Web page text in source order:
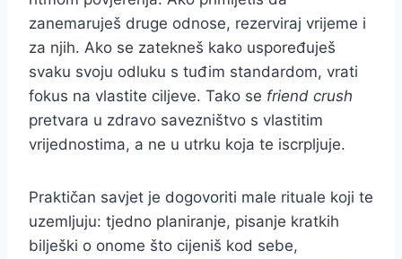
zanemaruješ druge odnose, rezerviraj vrijeme i
za njih. Ako se zatekneš kako uspoređuješ
svaku svoju odluku s tuđim standardom, vrati
fokus na vlastite ciljeve. Tako se friend crush
pretvara u zdravo savezništvo s vlastitim
vrijednostima, a ne u utrku koja te iscrpljuje.
Praktičan savjet je dogovoriti male rituale koji te
uzemljuju: tjedno planiranje, pisanje kratkih
bilješki o onome što cijeniš kod sebe,